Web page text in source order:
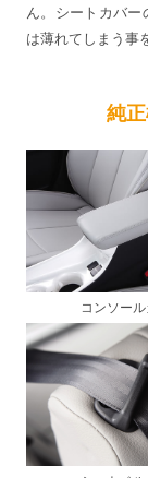
ん。シートカバ
は薄れてしまう事
純
コンソー